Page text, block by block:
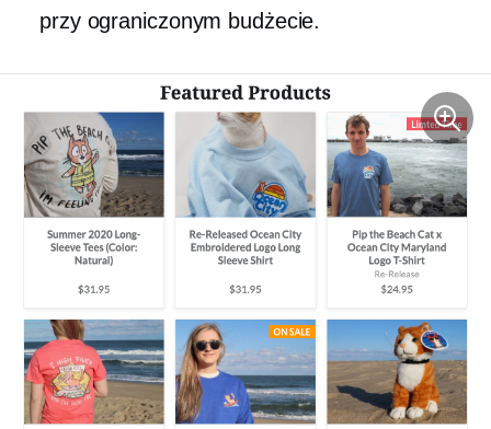
przy ograniczonym budżecie.